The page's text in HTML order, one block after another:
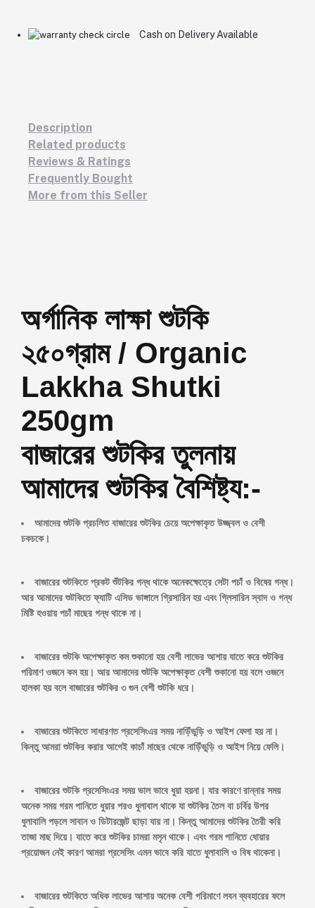
Cash on Delivery Available
Description
Related products
Reviews & Ratings
Frequently Bought
More from this Seller
অর্গানিক লাক্ষা শুটকি
২৫০গ্রাম / Organic
Lakkha ‍Shutki
250gm
বাজারের শুটকির তুলনায়
আমাদের শুটকির বৈশিষ্ট্য:-
আমাদের শুটকি প্রচলিত বাজারের শুটকির চেয়ে অপেক্ষাকৃত উজ্জ্বল ও বেশী
চকচকে।
বাজারের শুটকিতে প্রকট শুঁটকির গন্ধ থাকে অনেকক্ষেত্রে সেটা পচাঁ ও বিষের গন্ধ।
আর আমাদের শুটকিতে ফ্যাটি এসিড ভাঙ্গালে গ্রিসারিন হয় এবং গ্লিসারিন স্বাদ ও গন্ধ
মিষ্টি হওয়ায় পচাঁ মাছের গন্ধ থাকে না।
বাজারের শুটকি অপেক্ষাকৃত কম শুকানো হয় বেশী লাভের আশায় যাতে করে শুটকির
পরিমাণ ওজনে কম হয়। আর আমাদের শুটকি অপেক্ষাকৃত বেশী শুকানো হয় বলে ওজনে
হালকা হয় বলে বাজারের শুটকির ৩ গুন বেশী শুটকি ধরে।
বাজারের শুটকিতে সাধারণত প্রসেসিংএর সময় নাড়িঁভুড়ি ও আইশ ফেলা হয় না।
কিন্তু আমরা শুটকির করার আগেই কাচাঁ মাছের থেকে নাড়িঁভুড়ি ও আইশ নিয়ে ফেলি।
বাজারের শুটকি প্রসেসিংএর সময় ভাল ভাবে ধুয়া হয়না। যার কারণে রান্নার সময়
অনেক সময় গরম পানিতে ধুয়ার পরও ধুলাবাল থাকে যা শুটকির তৈল বা চর্বির উপর
ধুলাবালি পড়লে সাবান ও ডিটারজেন্ট ছাড়া যায় না। কিন্তু আমাদের শুটকির তৈরী করি
তাজা মাছ দিয়ে। যাতে করে শুটকির চামরা মসৃন থাকে। এবং গরম পানিতে ধোয়ার
প্রয়োজন নেই কারণ আমরা প্রসেসিং এমন ভাবে করি যাতে ধুলাবালি ও বিষ থাকেনা।
বাজারের শুটকিতে অধিক লাভের আশায় অনেক বেশী পরিমাণে লবন ব্যবহারের ফলে